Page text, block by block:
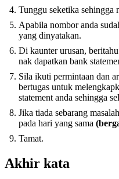
Tunggu seketika sehingga
Apabila nombor anda
yang dinyatakan.
Di kaunter urusan,
nak dapatkan bank
Sila ikuti permintaan dan
bertugas untuk
statement anda sehingga
Jika tiada sebarang
pada hari yang sama
Tamat.
Akhir kata